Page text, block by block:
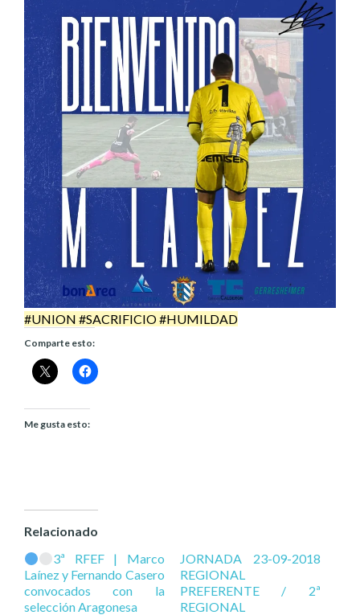
#UNION #SACRIFICIO #HUMILDAD
Comparte esto:
Me gusta esto:
Relacionado
3ª RFEF | Marco
Laínez y Fernando Casero
convocados con la
selección Aragonesa
JORNADA 23-09-2018
REGIONAL
PREFERENTE / 2ª
REGIONAL